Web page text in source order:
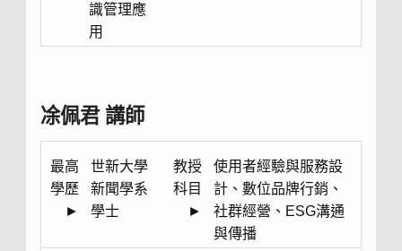
識管理應
用
凃佩君 講師
最高
學歷
►
世新大學
新聞學系
學士
教授
科目
►
使用者經驗與服務設
計、數位品牌行銷、
社群經營、ESG溝通
與傳播